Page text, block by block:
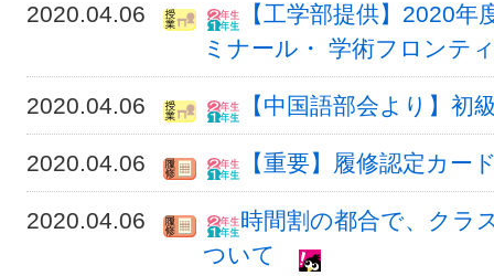
2020.04.06
【工学部提供】2020
ミナール・ 学術フロンテ
2020.04.06 【中国語部会より】初
2020.04.06 【重要】履修認定カー
2020.04.06
時間割の都合で、クラ
ついて